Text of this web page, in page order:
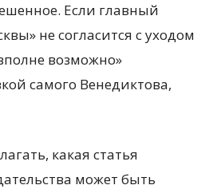
Если главный
не согласится с уходом
возможно»
самого Венедиктова,
какая статья
может быть